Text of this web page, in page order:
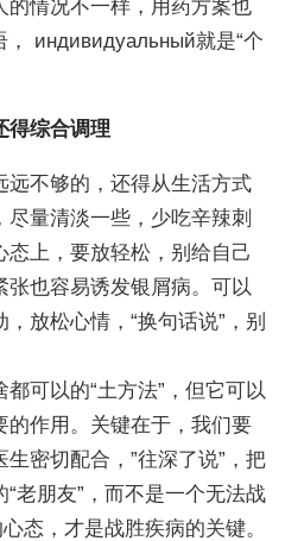
的情况不一样，用药方案也
индивидуальный就是“个
得综合调理
远不够的，还得从生活方式
尽量清淡一些，少吃辛辣刺
上，要放轻松，别给自己
也容易诱发银屑病。可以
放松心情，“换句话说”，别
都可以的“土方法”，但它可以
的作用。关键在于，我们要
密切配合，”往深了说”，把
老朋友”，而不是一个无法战
态，才是战胜疾病的关键。